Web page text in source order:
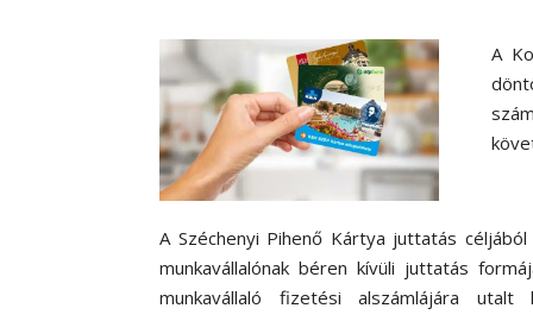
A
A Széchenyi Pihenő Kártya juttatás
munkavállalónak béren kívüli juttatás
munkavállaló fizetési alszámlájára